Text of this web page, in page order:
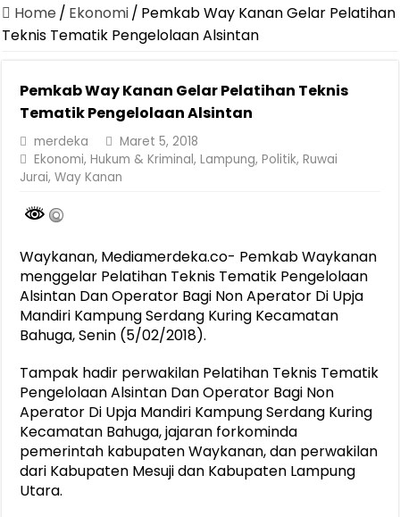
Home / Ekonomi/ Pemkab Way Kanan Gelar Pelatihan
Teknis Tematik Pengelolaan Alsintan
Pemkab Way Kanan Gelar Pelatihan Teknis
Tematik Pengelolaan Alsintan
merdeka
Maret 5, 2018
Ekonomi,Hukum & Kriminal,Lampung,Politik,Ruwai
Jurai,Way Kanan
Waykanan, Mediamerdeka.co- Pemkab Waykanan
menggelar Pelatihan Teknis Tematik Pengelolaan
Alsintan Dan Operator Bagi Non Aperator Di Upja
Mandiri Kampung Serdang Kuring Kecamatan
Bahuga, Senin (5/02/2018).
Tampak hadir perwakilan Pelatihan Teknis Tematik
Pengelolaan Alsintan Dan Operator Bagi Non
Aperator Di Upja Mandiri Kampung Serdang Kuring
Kecamatan Bahuga, jajaran forkominda
pemerintah kabupaten Waykanan, dan perwakilan
dari Kabupaten Mesuji dan Kabupaten Lampung
Utara.